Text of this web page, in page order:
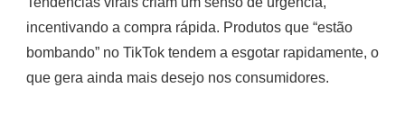
incentivando a compra rápida. Produtos que “estão
bombando” no TikTok tendem a esgotar rapidamente, o
que gera ainda mais desejo nos consumidores.